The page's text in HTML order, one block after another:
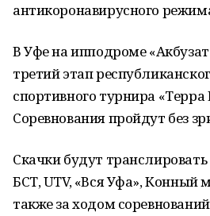
антикоронавирусного
В Уфе на ипподроме
третий этап
спортивного турнира
Cоревнования пройдут без
Скачки будут
БСТ, UTV, «Вся Уфа», Конный
также за ходом